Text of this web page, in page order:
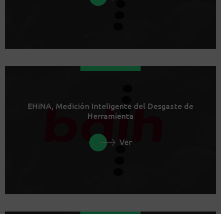
EHiNA, Medición Inteligente del Desgaste de
Herramienta
Ver